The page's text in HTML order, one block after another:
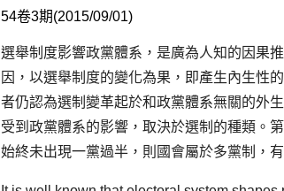
54卷3期(2015/09/01)
選舉制度影響政黨體系，是廣為人知的因果
因，以選舉制度的變化為果，即產生內生性
者仍認為選制變革起於和政黨體系無關的外
受到政黨體系的影響，取決於選制的種類。
始終未出現一黨過半，則國會屬於多黨制，